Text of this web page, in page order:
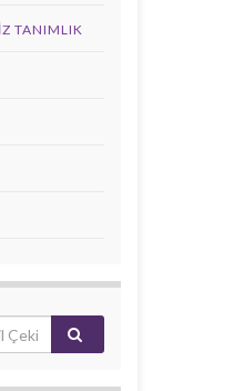
TANIMLIK